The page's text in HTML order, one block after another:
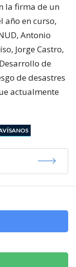
la firma de un
año en curso,
Antonio
Jorge Castro,
de
de desastres
actualmente